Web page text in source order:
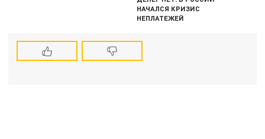
НАЧАЛСЯ КРИЗИС
НЕПЛАТЕЖЕЙ